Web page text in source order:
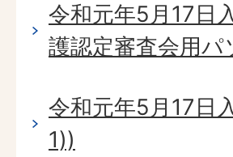
令和元年5月17日
護認定審査会用パ
令和元年5月17日
1))